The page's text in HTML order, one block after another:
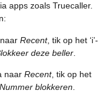
apps zoals Truecaller.
Recent, tik op het ‘i’-
deze beller
naar Recent, tik op het
Nummer blokkeren